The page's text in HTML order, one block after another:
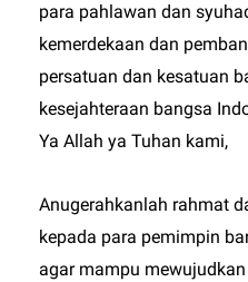
para pahlawan dan
kemerdekaan dan
persatuan dan kesatuan
kesejahteraan bangsa
Ya Allah ya Tuhan kami,
Anugerahkanlah rahmat
kepada para pemimpin
agar mampu